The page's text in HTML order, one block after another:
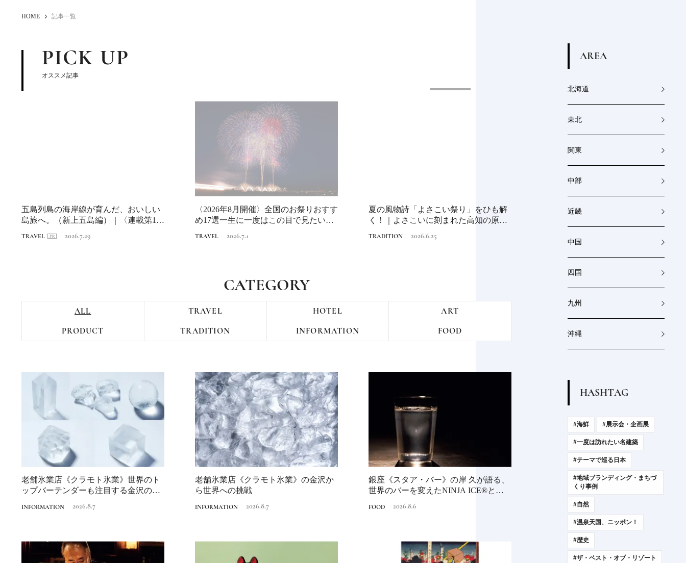
HOME 記事一覧
PICK UP
オススメ記事
五島列島の海岸線が育んだ、おいしい
島旅へ。（新上五島編）｜〈連載第1
TRAVEL 2026.7.29
〈2026年8月開催〉全国のお祭りおすす
め17選一生に一度はこの目で見たい！
TRAVEL 2026.7.1
夏の風物詩「よさこい祭り」をひも解
く！｜よさこいに刻まれた高知の原点
TRADITION 2026.6.25
《millio》大地と食卓を結ぶ金属製プロ
CATEGORY
ALL TRAVEL HOTEL
ART
PRODUCT
TRADITION INFORMATION FOOD
老舗氷業店《クラモト氷業》世界のト
ップバーテンダーも注目する金沢の氷
INFORMATION 2026.8.7
老舗氷業店《クラモト氷業》の金沢か
ら世界への挑戦
INFORMATION 2026.8.7
銀座《スタア・バー》の岸 久が語る、
世界のバーを変えたNINJA ICE®と
FOOD 2026.8.6
AREA
北海道
東北
関東
中部
近畿
中国
四国
九州
沖縄
HASHTAG
#海鮮 #展示会・企画展
#一度は訪れたい名建築
#テーマで巡る日本
#地域ブランディング・まちづ
くり事例
#自然
#温泉天国、ニッポン！
#歴史
#ザ・ベスト・オブ・リゾート